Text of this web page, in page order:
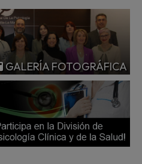
GALERÍA FOTOGRÁFICA